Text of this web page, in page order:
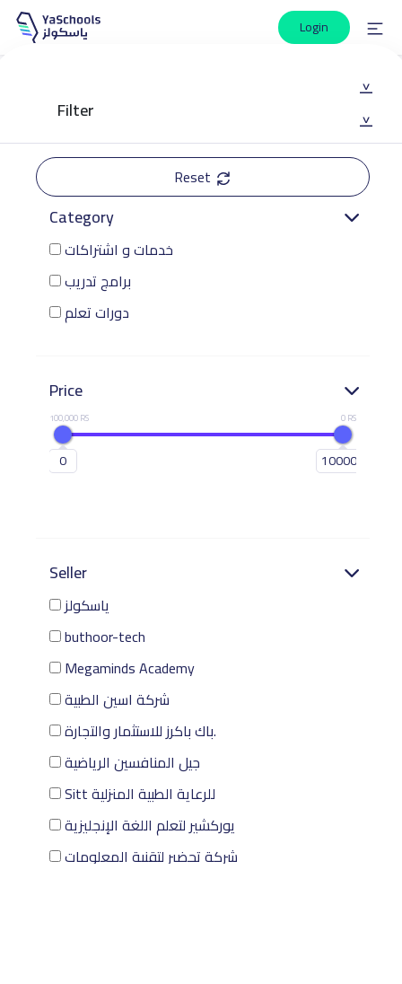
Login
|<
Filter |<
Reset
Category
خدمات و اشتراكات
برامج تدريب
دورات تعلم
Price
100,000 RS 0 RS
0 100000
Seller
ياسكولز
buthoor-tech
Megaminds Academy
شركة اسين الطبية
باك باكرز للاستثمار والتجارة.
جيل المنافسين الرياضية
Sitt للرعاية الطبية المنزلية
يوركشير لتعلم اللغة الإنجليزية
شركة تحضير لتقنية المعلومات